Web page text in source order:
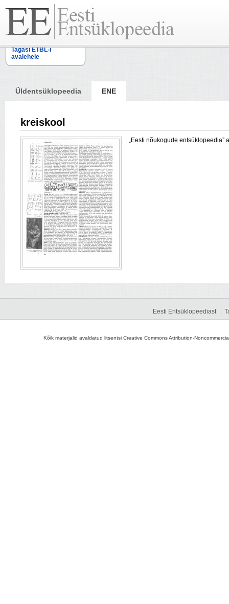
Tagasi ETBL-i
avalehele
Üldentsüklopeedia ENE
kreiskool
„Eesti nõukogude entsüklopeedia”
Eesti Entsüklopeediast
Kõik materjalid avaldatud litsentsi Creative Commons Attribution-